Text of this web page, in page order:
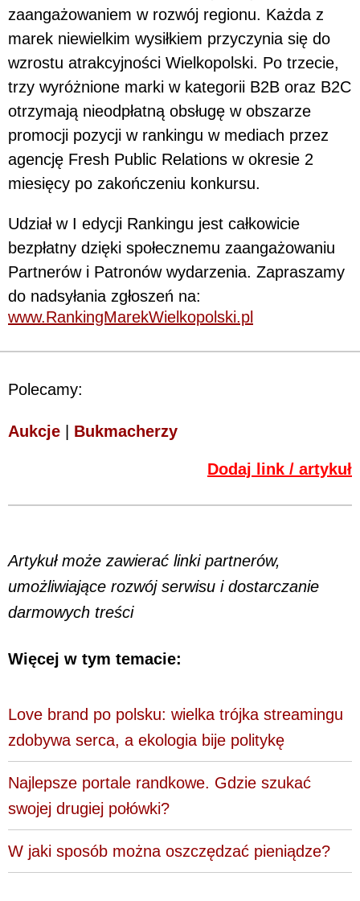
zaangażowaniem w rozwój regionu. Każda z
marek niewielkim wysiłkiem przyczynia się do
wzrostu atrakcyjności Wielkopolski. Po trzecie,
trzy wyróżnione marki w kategorii B2B oraz B2C
otrzymają nieodpłatną obsługę w obszarze
promocji pozycji w rankingu w mediach przez
agencję Fresh Public Relations w okresie 2
miesięcy po zakończeniu konkursu.
Udział w I edycji Rankingu jest całkowicie
bezpłatny dzięki społecznemu zaangażowaniu
Partnerów i Patronów wydarzenia. Zapraszamy
do nadsyłania zgłoszeń na:
www.RankingMarekWielkopolski.pl
Polecamy:
Aukcje Bukmacherzy
Dodaj link / artykuł
Artykuł może zawierać linki partnerów,
umożliwiające rozwój serwisu i dostarczanie
darmowych treści
Więcej w tym temacie:
Love brand po polsku: wielka trójka streamingu
zdobywa serca, a ekologia bije politykę
Najlepsze portale randkowe. Gdzie szukać
swojej drugiej połówki?
W jaki sposób można oszczędzać pieniądze?